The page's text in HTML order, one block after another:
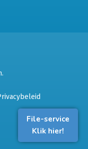
File-service
Klik hier!